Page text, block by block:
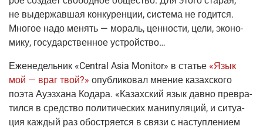
не выдер­жав­шая кон­ку­рен­ции, систе­ма не годит­ся.
Мно­гое надо менять — мораль, цен­но­сти, цели, эко­но­
ми­ку, госу­дар­ствен­ное устройство…
Еже­не­дель­ник «Central Asia Monitor» в ста­тье «Язык
мой — враг твой?» опуб­ли­ко­вал мне­ние казах­ско­го
поэта Ауэ­з­ха­на Кода­ра. «Казах­ский язык дав­но пре­вра­
тил­ся в сред­ство поли­ти­че­ских мани­пу­ля­ций, и ситу­а­
ция каж­дый раз обост­ря­ет­ся в свя­зи с наступ­ле­ни­ем